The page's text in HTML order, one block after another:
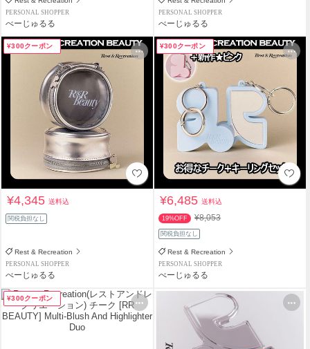
PERSONAL SHOPPER
べーじゅるる
PERSONAL SHOPPER
べーじゅるる
¥300クーポン
¥4,345送料込
関税負担なし
Rest & Recreation
PERSONAL SHOPPER
べーじゅるる
¥300クーポン
¥6,485送料込
19%OFF ¥8,053
関税負担なし
Rest & Recreation
PERSONAL SHOPPER
べーじゅるる
¥300クーポン